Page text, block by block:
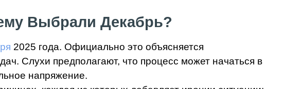
Выбрали Декабрь?
2025 года. Официально это объясняется
Слухи предполагают, что процесс может начаться в
напряжение.